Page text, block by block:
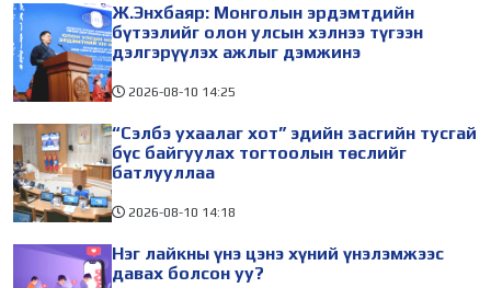
Ж.Энхбаяр: Монголын эрдэмтдийн
бүтээлийг олон улсын хэлнээ түгээн
дэлгэрүүлэх ажлыг дэмжинэ
2026-08-10 14:25
“Сэлбэ ухаалаг хот” эдийн засгийн тусгай
бүс байгуулах тогтоолын төслийг
батлууллаа
2026-08-10 14:18
Нэг лайкны үнэ цэнэ хүний үнэлэмжээс
давах болсон уу?